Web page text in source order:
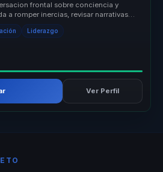
frontal sobre conciencia y
a romper inercias, revisar narrativas
Liderazgo
Ver Perfil